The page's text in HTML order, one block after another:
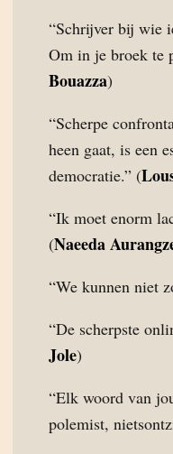
“Schrijver bij wie
Om in je broek te
Bouazza)
“Scherpe
heen gaat, is een
democratie.” (
“Ik moet enorm
(Naeeda
“We kunnen niet
“De scherpste
Jole)
“Elk woord van
polemist,